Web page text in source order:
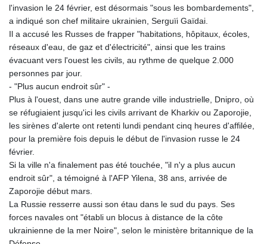
l'invasion le 24 février, est désormais "sous les bombardements",
a indiqué son chef militaire ukrainien, Serguïi Gaïdai.
Il a accusé les Russes de frapper "habitations, hôpitaux, écoles,
réseaux d'eau, de gaz et d'électricité", ainsi que les trains
évacuant vers l'ouest les civils, au rythme de quelque 2.000
personnes par jour.
- "Plus aucun endroit sûr" -
Plus à l'ouest, dans une autre grande ville industrielle, Dnipro, où
se réfugiaient jusqu'ici les civils arrivant de Kharkiv ou Zaporojie,
les sirènes d'alerte ont retenti lundi pendant cinq heures d'affilée,
pour la première fois depuis le début de l'invasion russe le 24
février.
Si la ville n'a finalement pas été touchée, "il n'y a plus aucun
endroit sûr", a témoigné à l'AFP Yilena, 38 ans, arrivée de
Zaporojie début mars.
La Russie resserre aussi son étau dans le sud du pays. Ses
forces navales ont "établi un blocus à distance de la côte
ukrainienne de la mer Noire", selon le ministère britannique de la